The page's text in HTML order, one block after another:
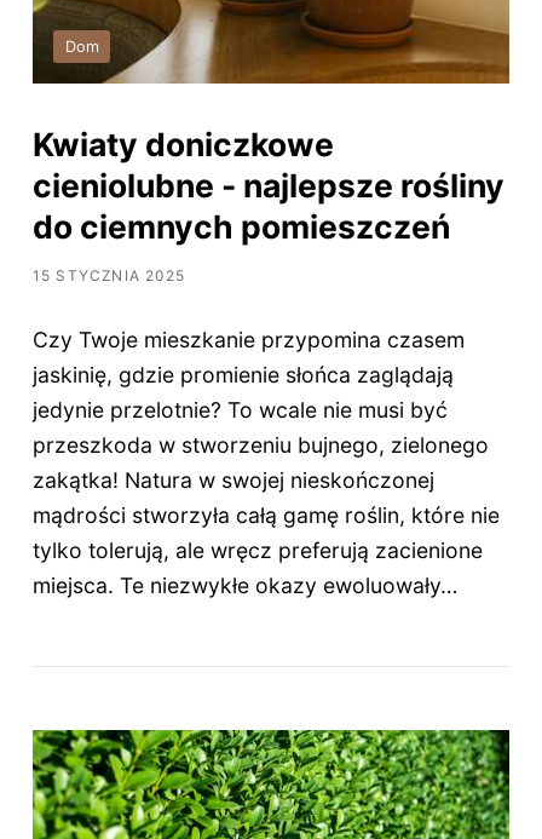
Dom
Kwiaty doniczkowe
cieniolubne - najlepsze rośliny
do ciemnych pomieszczeń
15 STYCZNIA 2025
Czy Twoje mieszkanie przypomina czasem
jaskinię, gdzie promienie słońca zaglądają
jedynie przelotnie? To wcale nie musi być
przeszkoda w stworzeniu bujnego, zielonego
zakątka! Natura w swojej nieskończonej
mądrości stworzyła całą gamę roślin, które nie
tylko tolerują, ale wręcz preferują zacienione
miejsca. Te niezwykłe okazy ewoluowały…